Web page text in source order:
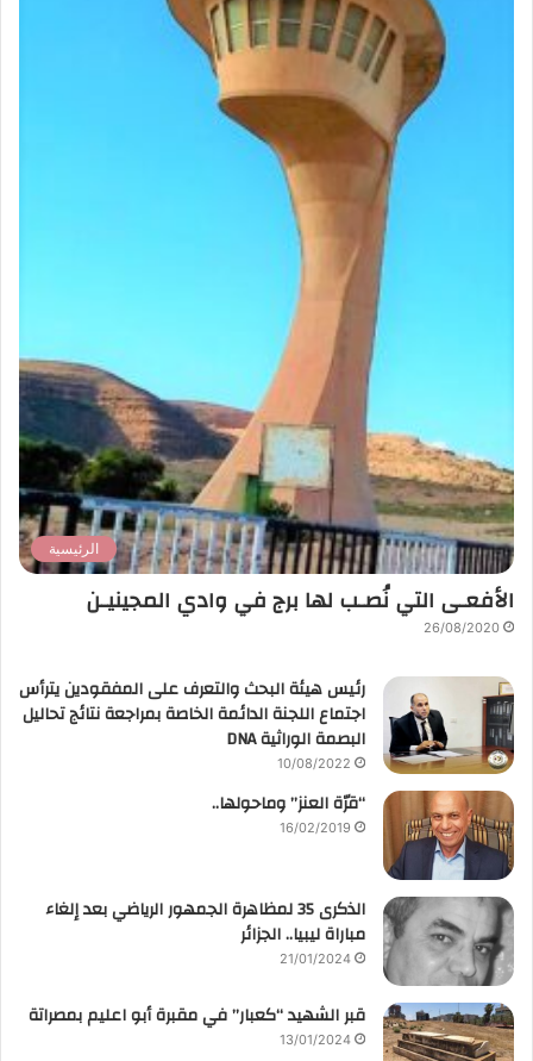
الرئيسية
الأفعـى التي نُصـب لها برج في وادي المجينيـن
26/08/2020
رئيس هيئة البحث والتعرف على المفقودين يترأس
اجتماع اللجنة الدائمة الخاصة بمراجعة نتائج تحاليل
البصمة الوراثية DNA
10/08/2022
“قرّة العنز” وماحولها..
16/02/2019
الذكرى 35 لمظاهرة الجمهور الرياضي بعد إلغاء
مباراة ليبيا.. الجزائر
21/01/2024
قبر الشهيد “كعبار” في مقبرة أبو اعليم بمصراتة
13/01/2024